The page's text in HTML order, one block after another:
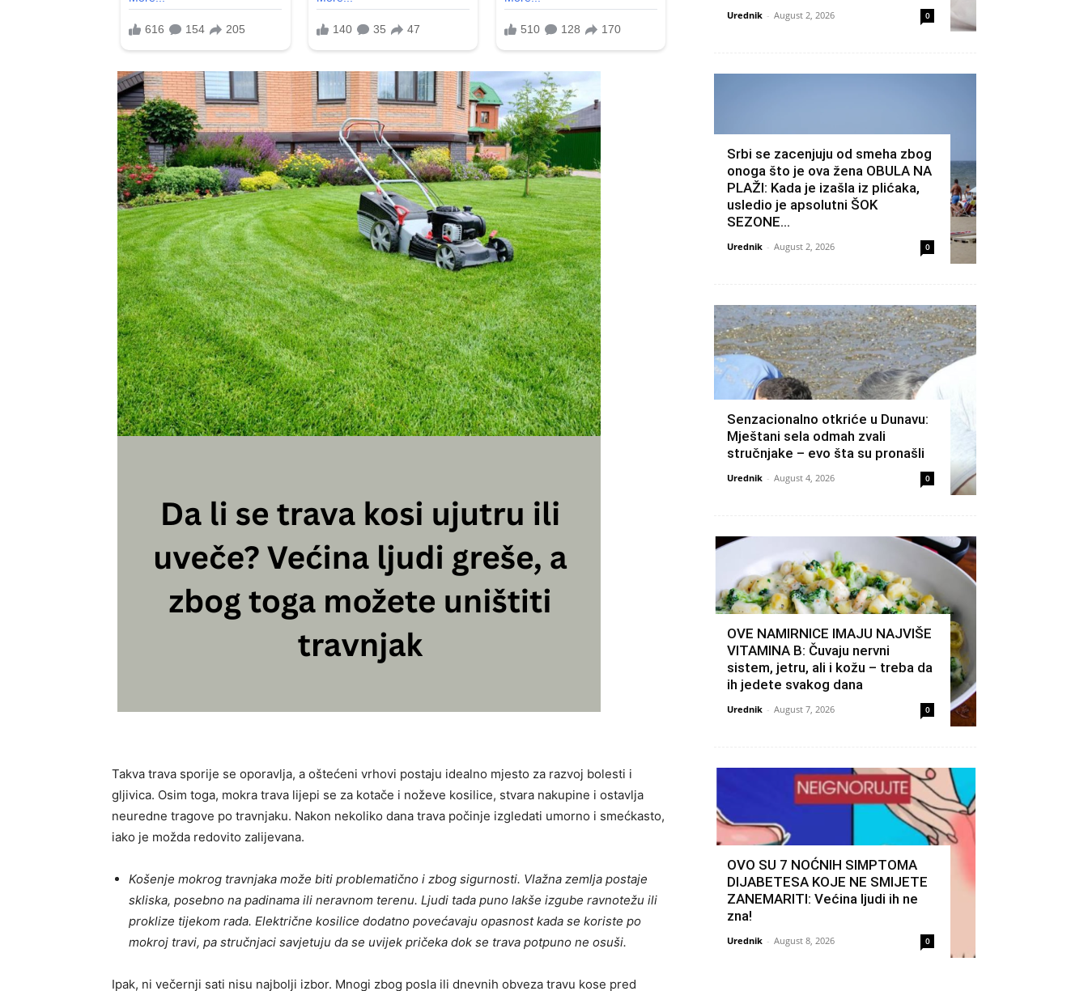
Takva trava sporije se oporavlja, a oštećeni vrhovi postaju idealno mjesto za razvoj bolesti i
gljivica. Osim toga, mokra trava lijepi se za kotače i noževe kosilice, stvara nakupine i ostavlja
neuredne tragove po travnjaku. Nakon nekoliko dana trava počinje izgledati umorno i smećkasto,
iako je možda redovito zalijevana.
Košenje mokrog travnjaka može biti problematično i zbog sigurnosti. Vlažna zemlja postaje
skliska, posebno na padinama ili neravnom terenu. Ljudi tada puno lakše izgube ravnotežu ili
proklize tijekom rada. Električne kosilice dodatno povećavaju opasnost kada se koriste po
mokroj travi, pa stručnjaci savjetuju da se uvijek pričeka dok se trava potpuno ne osuši.
Ipak, ni večernji sati nisu najbolji izbor. Mnogi zbog posla ili dnevnih obveza travu kose pred
Urednik - August 2, 2026 0
Srbi se zacenjuju od smeha zbog
onoga što je ova žena OBULA NA
PLAŽI: Kada je izašla iz plićaka,
usledio je apsolutni ŠOK
SEZONE...
Urednik - August 2, 2026 0
Senzacionalno otkriće u Dunavu:
Mještani sela odmah zvali
stručnjake – evo šta su pronašli
Urednik - August 4, 2026 0
OVE NAMIRNICE IMAJU NAJVIŠE
VITAMINA B: Čuvaju nervni
sistem, jetru, ali i kožu – treba da
ih jedete svakog dana
Urednik - August 7, 2026 0
OVO SU 7 NOĆNIH SIMPTOMA
DIJABETESA KOJE NE SMIJETE
ZANEMARITI: Većina ljudi ih ne
zna!
Urednik - August 8, 2026 0